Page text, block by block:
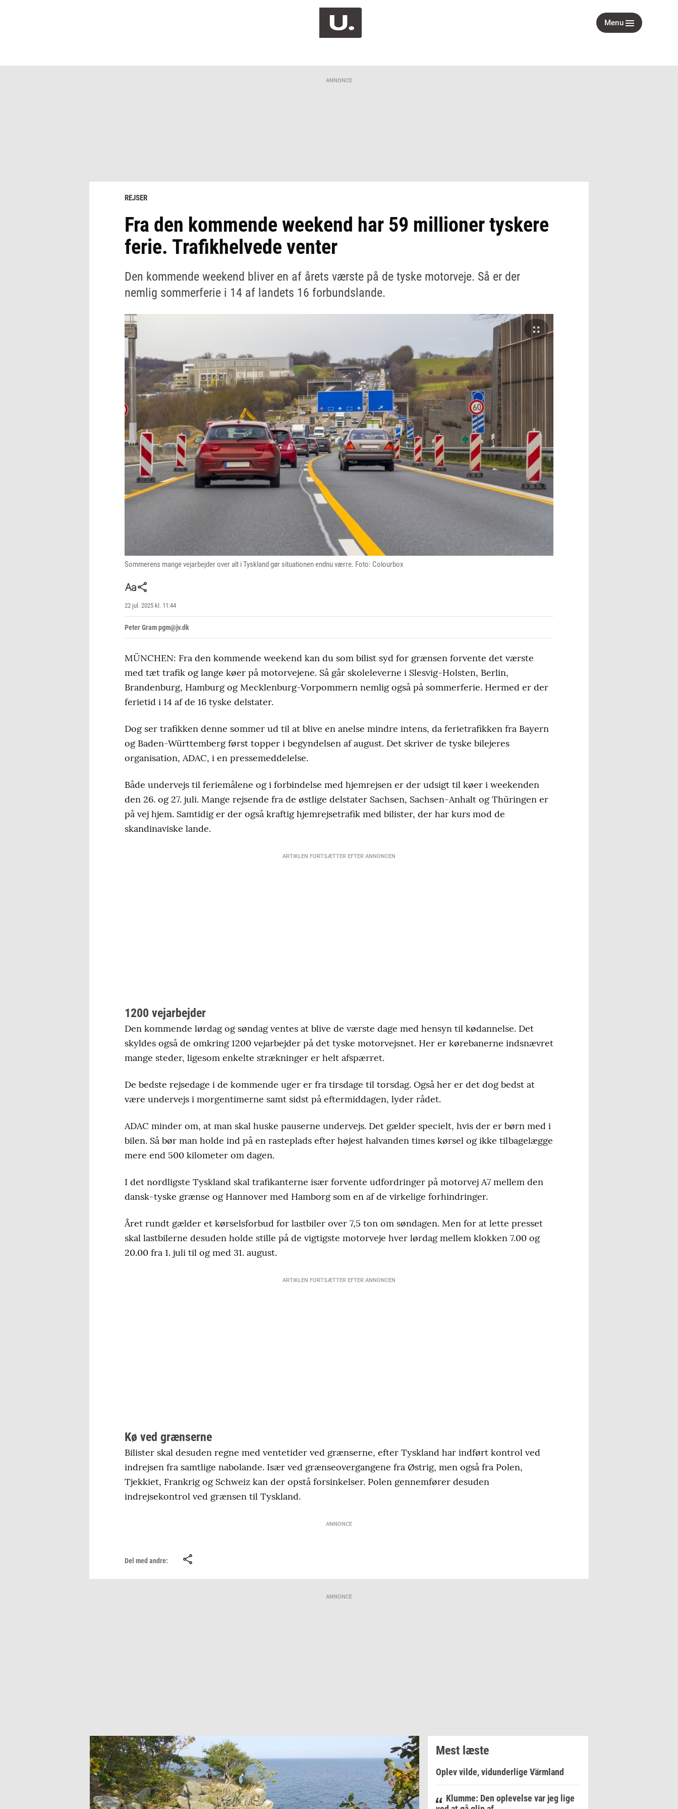
Menu
ANNONCE
REJSER
Fra den kommende weekend har 59 millioner tyskere
ferie. Trafikhelvede venter
Den kommende weekend bliver en af årets værste på de tyske motorveje. Så er der
nemlig sommerferie i 14 af landets 16 forbundslande.
Sommerens mange vejarbejder over alt i Tyskland gør situationen endnu værre. Foto: Colourbox
22 jul. 2025 kl. 11:44
Peter Gram pgm@jv.dk
MÜNCHEN: Fra den kommende weekend kan du som bilist syd for grænsen forvente det værste
med tæt trafik og lange køer på motorvejene. Så går skoleleverne i Slesvig-Holsten, Berlin,
Brandenburg, Hamburg og Mecklenburg-Vorpommern nemlig også på sommerferie. Hermed er der
ferietid i 14 af de 16 tyske delstater.
Dog ser trafikken denne sommer ud til at blive en anelse mindre intens, da ferietrafikken fra Bayern
og Baden-Württemberg først topper i begyndelsen af august. Det skriver de tyske bilejeres
organisation, ADAC, i en pressemeddelelse.
Både undervejs til feriemålene og i forbindelse med hjemrejsen er der udsigt til køer i weekenden
den 26. og 27. juli. Mange rejsende fra de østlige delstater Sachsen, Sachsen-Anhalt og Thüringen er
på vej hjem. Samtidig er der også kraftig hjemrejsetrafik med bilister, der har kurs mod de
skandinaviske lande.
ARTIKLEN FORTSÆTTER EFTER ANNONCEN
1200 vejarbejder
Den kommende lørdag og søndag ventes at blive de værste dage med hensyn til kødannelse. Det
skyldes også de omkring 1200 vejarbejder på det tyske motorvejsnet. Her er kørebanerne indsnævret
mange steder, ligesom enkelte strækninger er helt afspærret.
De bedste rejsedage i de kommende uger er fra tirsdage til torsdag. Også her er det dog bedst at
være undervejs i morgentimerne samt sidst på eftermiddagen, lyder rådet.
ADAC minder om, at man skal huske pauserne undervejs. Det gælder specielt, hvis der er børn med i
bilen. Så bør man holde ind på en rasteplads efter højest halvanden times kørsel og ikke tilbagelægge
mere end 500 kilometer om dagen.
I det nordligste Tyskland skal trafikanterne især forvente udfordringer på motorvej A7 mellem den
dansk-tyske grænse og Hannover med Hamborg som en af de virkelige forhindringer.
Året rundt gælder et kørselsforbud for lastbiler over 7,5 ton om søndagen. Men for at lette presset
skal lastbilerne desuden holde stille på de vigtigste motorveje hver lørdag mellem klokken 7.00 og
20.00 fra 1. juli til og med 31. august.
ARTIKLEN FORTSÆTTER EFTER ANNONCEN
Kø ved grænserne
Bilister skal desuden regne med ventetider ved grænserne, efter Tyskland har indført kontrol ved
indrejsen fra samtlige nabolande. Især ved grænseovergangene fra Østrig, men også fra Polen,
Tjekkiet, Frankrig og Schweiz kan der opstå forsinkelser. Polen gennemfører desuden
indrejsekontrol ved grænsen til Tyskland.
ANNONCE
Del med andre:
ANNONCE
Mest læste
Oplev vilde, vidunderlige Värmland
Klumme: Den oplevelse var jeg lige